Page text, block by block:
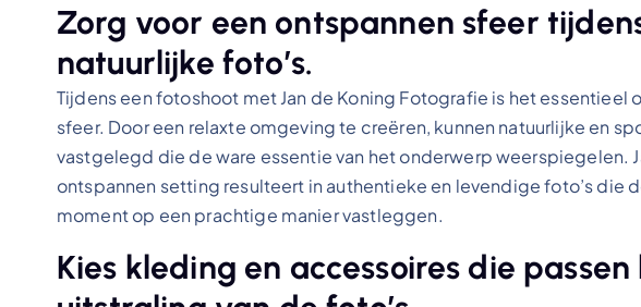
Zorg voor een ontspannen sfeer
natuurlijke foto’s.
Tijdens een fotoshoot met Jan de Koning Fotografie is het essentieel
sfeer. Door een relaxte omgeving te creëren, kunnen natuurlijke en
vastgelegd die de ware essentie van het onderwerp weerspiegelen.
ontspannen setting resulteert in authentieke en levendige foto’s die
moment op een prachtige manier vastleggen.
Kies kleding en accessoires die